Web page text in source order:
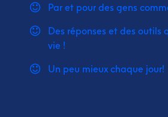
Par et pour des gens
Des réponses et des outils
vie !
Un peu mieux chaque jour!